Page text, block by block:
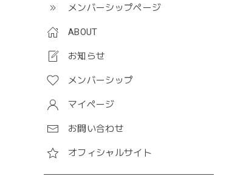
メンバーシップページ
ABOUT
お知らせ
メンバーシップ
マイページ
お問い合わせ
オフィシャルサイト